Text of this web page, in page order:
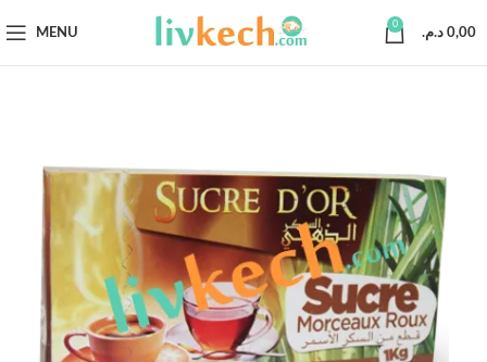
MENU
0
0,00 د.م.